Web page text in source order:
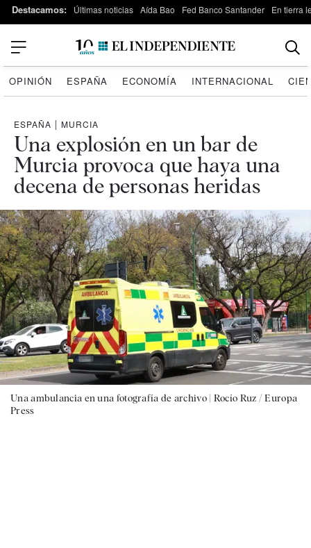
Destacamos: Últimas noticias Aída Bao Fed Banco Santander En tierra
OPINIÓN ESPAÑA ECONOMÍA INTERNACIONAL
ESPAÑA | MURCIA
Una explosión en un bar de
Murcia provoca que haya una
decena de personas heridas
Una ambulancia en una fotografía de archivo | Rocío Ruz / Europa
Press